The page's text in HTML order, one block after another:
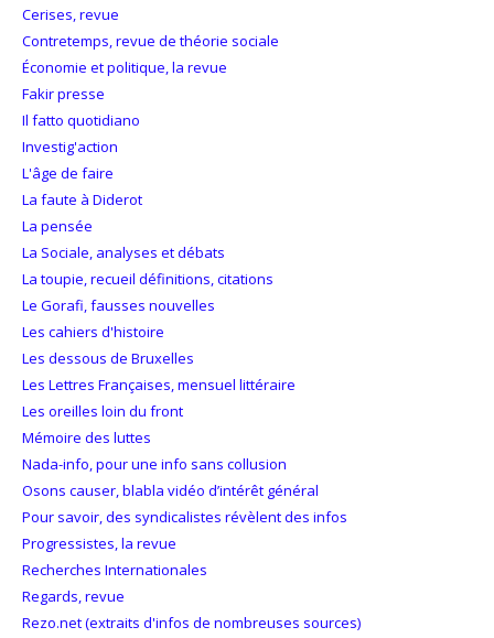
Cerises, revue
Contretemps, revue de théorie sociale
Économie et politique, la revue
Fakir presse
Il fatto quotidiano
Investig'action
L'âge de faire
La faute à Diderot
La pensée
La Sociale, analyses et débats
La toupie, recueil définitions, citations
Le Gorafi, fausses nouvelles
Les cahiers d'histoire
Les dessous de Bruxelles
Les Lettres Françaises, mensuel littéraire
Les oreilles loin du front
Mémoire des luttes
Nada-info, pour une info sans collusion
Osons causer, blabla vidéo d’intérêt général
Pour savoir, des syndicalistes révèlent des infos
Progressistes, la revue
Recherches Internationales
Regards, revue
Rezo.net (extraits d'infos de nombreuses sources)